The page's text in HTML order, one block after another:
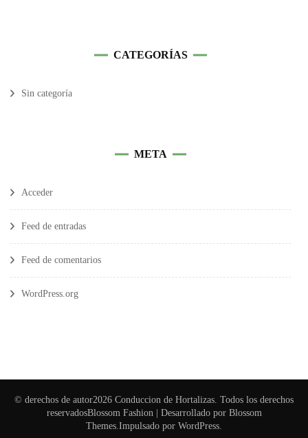
CATEGORÍAS
Sin categoría
META
Acceder
Feed de entradas
Feed de comentarios
WordPress.org
© derechos de autor2026 Conduccion de Hortalizas . Todos los derechos
reservadosBlossom Fashion | Desarrollado porBlossom
Themes .Impulsado por WordPress